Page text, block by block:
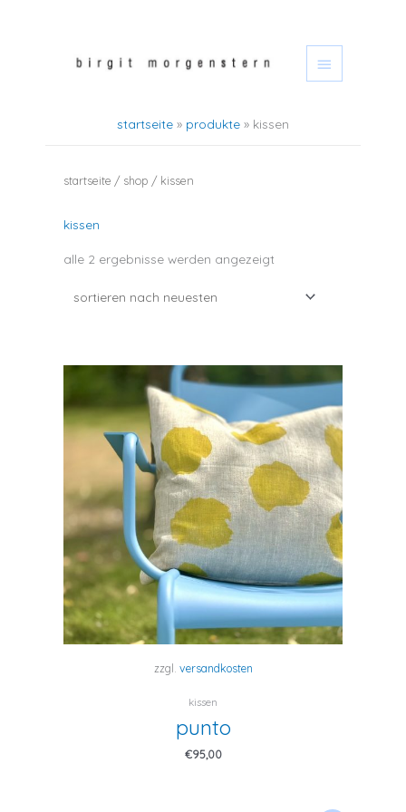
inhalt hauptmenü
startseite produkte kissen
startseite / shop / kissen
kissen
alle 2 ergebnisse werden angezeigt
zzgl. versandkosten
kissen
punto
€95,00